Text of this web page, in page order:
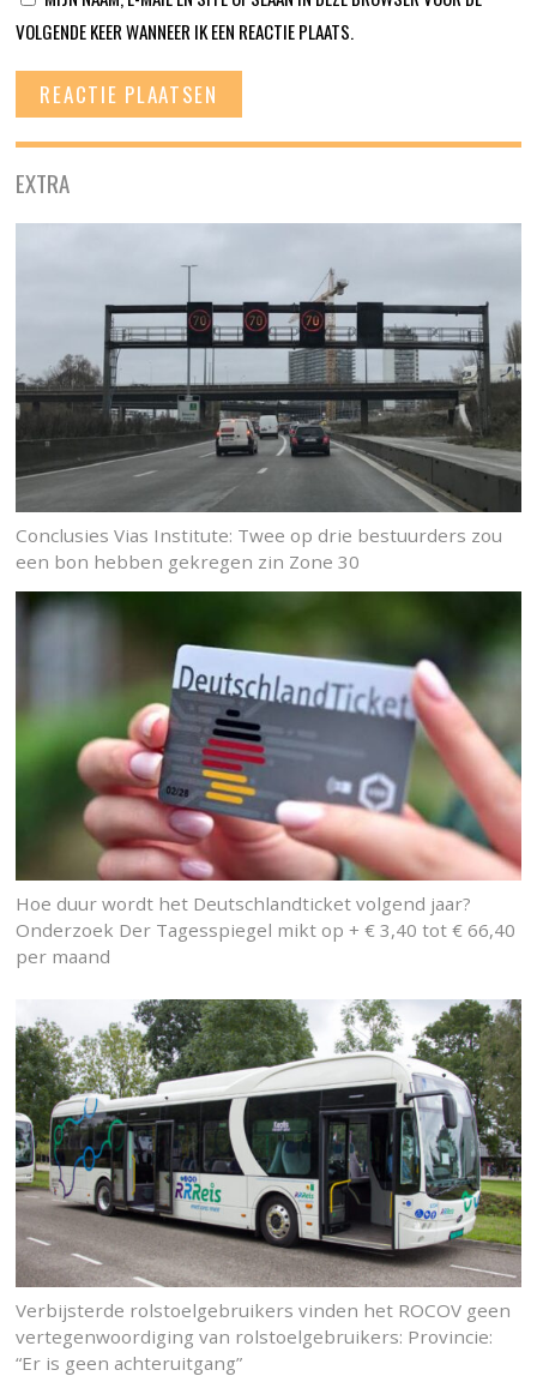
VOLGENDE KEER WANNEER IK EEN REACTIE PLAATS.
EXTRA
Conclusies Vias Institute: Twee op drie bestuurders zou
een bon hebben gekregen zin Zone 30
Hoe duur wordt het Deutschlandticket volgend jaar?
Onderzoek Der Tagesspiegel mikt op + € 3,40 tot € 66,40
per maand
Verbijsterde rolstoelgebruikers vinden het ROCOV geen
vertegenwoordiging van rolstoelgebruikers: Provincie:
“Er is geen achteruitgang”